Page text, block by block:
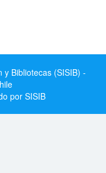
y Bibliotecas (SISIB) -
por SISIB